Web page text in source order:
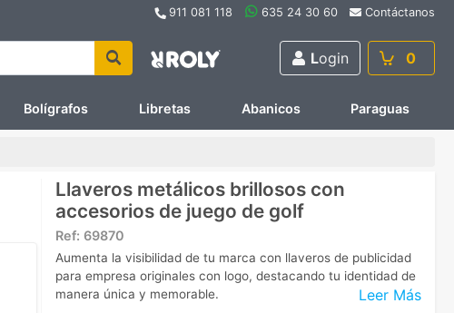
911 081 118 635 24 30 60 Contáctanos
Login 0
Bolígrafos Libretas Abanicos Paraguas
Llaveros metálicos brillosos con
accesorios de juego de golf
Ref: 69870
Leer Más
Aumenta la visibilidad de tu marca con llaveros de publicidad
para empresa originales con logo, destacando tu identidad de
manera única y memorable.